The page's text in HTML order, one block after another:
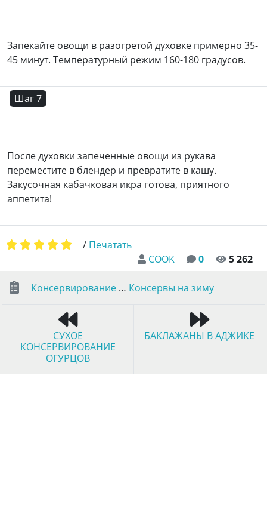
Запекайте овощи в разогретой духовке примерно 35-
45 минут. Температурный режим 160-180 градусов.
Шаг 7
После духовки запеченные овощи из рукава
переместите в блендер и превратите в кашу.
Закусочная кабачковая икра готова, приятного
аппетита!
COOK 0 5 262
/ Печатать
Консервирование … Консервы на зиму
СУХОЕ
КОНСЕРВИРОВАНИЕ
ОГУРЦОВ
БАКЛАЖАНЫ В АДЖИКЕ